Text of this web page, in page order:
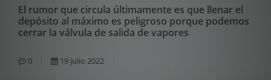
El rumor que circula últimamente es que llenar el
depósito al máximo es peligroso porque podemos
cerrar la válvula de salida de vapores
0 19 julio 2022